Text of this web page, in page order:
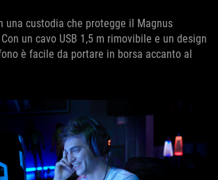
una custodia che protegge il Magnus
un cavo USB 1,5 m rimovibile e un design
è facile da portare in borsa accanto al